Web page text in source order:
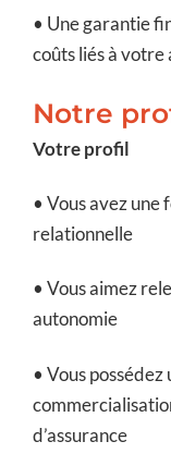
• Une garantie
coûts liés à
Notre
Votre profil
• Vous avez
relationnelle
• Vous aimez
autonomie
• Vous
d’assurance